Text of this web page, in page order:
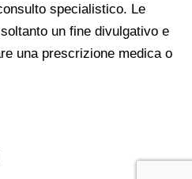
specialistico. Le
un fine divulgativo e
una prescrizione medica o